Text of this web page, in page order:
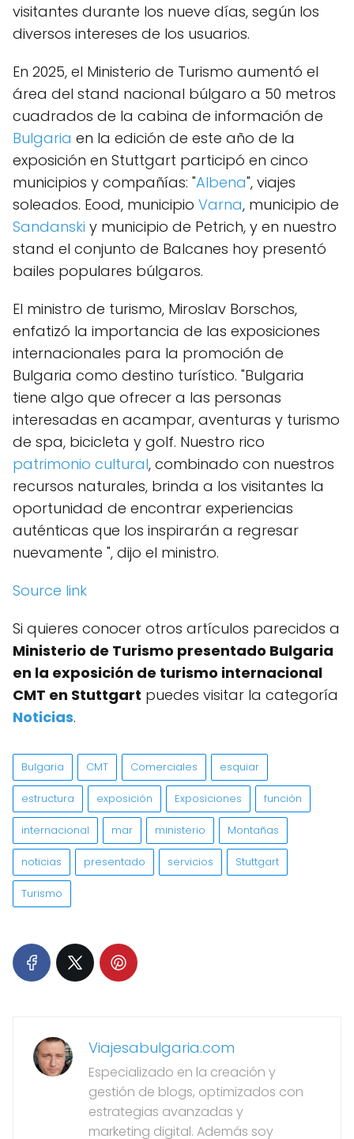
visitantes durante los nueve días, según los
diversos intereses de los usuarios.
En 2025, el Ministerio de Turismo aumentó el
área del stand nacional búlgaro a 50 metros
cuadrados de la cabina de información de
Bulgaria en la edición de este año de la
exposición en Stuttgart participó en cinco
municipios y compañías: "Albena", viajes
soleados. Eood, municipio Varna, municipio de
Sandanski y municipio de Petrich, y en nuestro
stand el conjunto de Balcanes hoy presentó
bailes populares búlgaros.
El ministro de turismo, Miroslav Borschos,
enfatizó la importancia de las exposiciones
internacionales para la promoción de
Bulgaria como destino turístico. "Bulgaria
tiene algo que ofrecer a las personas
interesadas en acampar, aventuras y turismo
de spa, bicicleta y golf. Nuestro rico
patrimonio cultural, combinado con nuestros
recursos naturales, brinda a los visitantes la
oportunidad de encontrar experiencias
auténticas que los inspirarán a regresar
nuevamente ", dijo el ministro.
Source link
Si quieres conocer otros artículos parecidos a
Ministerio de Turismo presentado Bulgaria
en la exposición de turismo internacional
CMT en Stuttgart puedes visitar la categoría
Noticias.
Bulgaria CMT Comerciales esquiar
estructura exposición Exposiciones función
internacional mar ministerio Montañas
noticias presentado servicios Stuttgart
Turismo
Viajesabulgaria.com
Especializado en la creación y
gestión de blogs, optimizados con
estrategias avanzadas y
marketing digital. Además soy